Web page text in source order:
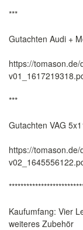
***
Gutachten Audi +
https://
***
Gutachten VAG
https://
Kaufumfang: Vier
weiteres Zubehör